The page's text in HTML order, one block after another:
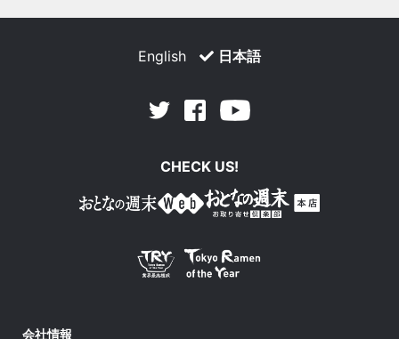
English 日本語
Twitter Facebook
CHECK US!
会社情報